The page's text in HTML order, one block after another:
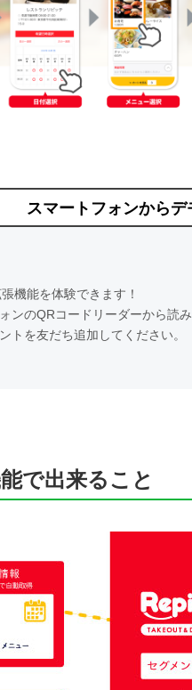
スマートフォンからデ
機能を体験できます！
ンのQRコードリーダーから読
トを友だち追加してください。
で出来ること